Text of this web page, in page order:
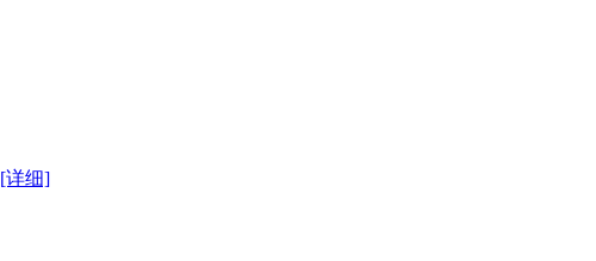
[详细]